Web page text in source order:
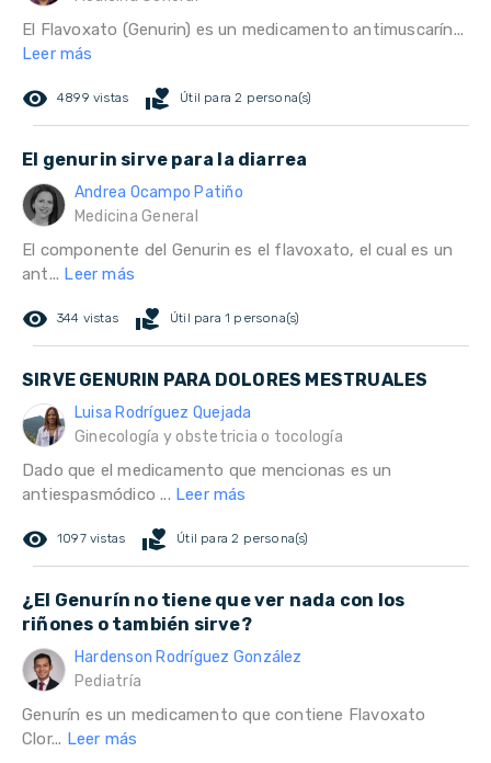
El Flavoxato (Genurin) es un medicamento antimuscarín...
Leer más
remove_red_eye 4899 vistas volunteer_activism Útil para 2 persona(s)
El genurin sirve para la diarrea
Andrea Ocampo Patiño
Medicina General
El componente del Genurin es el flavoxato, el cual es un
ant... Leer más
remove_red_eye 344 vistas volunteer_activism Útil para 1 persona(s)
SIRVE GENURIN PARA DOLORES MESTRUALES
Luisa Rodríguez Quejada
Ginecología y obstetricia o tocología
Dado que el medicamento que mencionas es un
antiespasmódico ... Leer más
remove_red_eye 1097 vistas volunteer_activism Útil para 2 persona(s)
¿El Genurín no tiene que ver nada con los
riñones o también sirve?
Hardenson Rodríguez González
Pediatría
Genurín es un medicamento que contiene Flavoxato
Clor... Leer más